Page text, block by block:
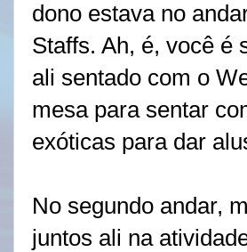
dono estava no
Staffs. Ah, é, você é
ali sentado com o
mesa para sentar
exóticas para dar
No segundo andar,
juntos ali na